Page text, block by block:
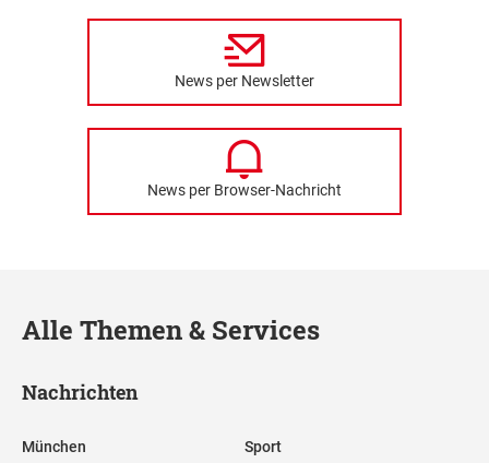
News per Newsletter
News per Browser-Nachricht
Alle Themen & Services
Nachrichten
München Sport